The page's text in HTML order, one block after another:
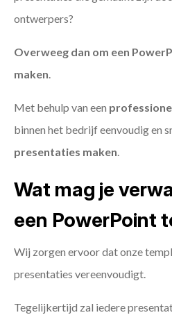
ontwerpers?
Overweeg dan om een
maken.
Met behulp van een
binnen het bedrijf eenvoudig en
presentaties maken.
Wat mag je
een PowerPoint
Wij zorgen ervoor dat onze
presentaties vereenvoudigt.
Tegelijkertijd zal iedere